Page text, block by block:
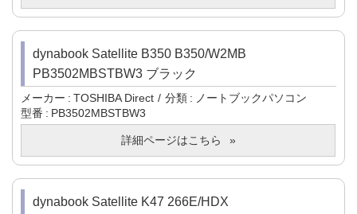
dynabook Satellite B350 B350/W2MB
PB3502MBSTBW3 ブラック
メーカー TOSHIBA Direct 分類
ノートブックパソコン
型番
PB3502MBSTBW3
詳細ページはこちら
dynabook Satellite K47 266E/HDX